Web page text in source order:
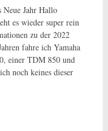
Neue Jahr Hallo
es wieder super rein
zu der 2022
fahre ich Yamaha
einer TDM 850 und
noch keines dieser